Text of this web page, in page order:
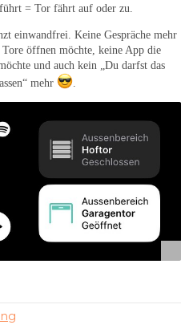
= Tor fährt auf oder zu.
einwandfrei. Keine Gespräche mehr
Tore öffnen möchte, keine App die
und auch kein „Du darfst das
mehr